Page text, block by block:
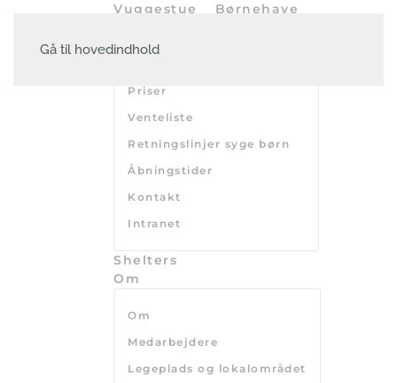
Gå til hovedindhold
Vuggestue
Børnehave
Priser
Venteliste
Retningslinjer syge børn
Åbningstider
Kontakt
Intranet
Shelters
Om
Om
Medarbejdere
Legeplads og lokalområdet